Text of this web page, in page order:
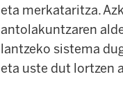
eta merkataritza.
antolakuntzaren
lantzeko sistema
eta uste dut lortzen